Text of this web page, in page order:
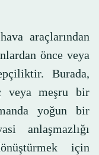
araçlarından
önce veya
Burada,
veya meşru bir
yoğun bir
anlaşmazlığı
için